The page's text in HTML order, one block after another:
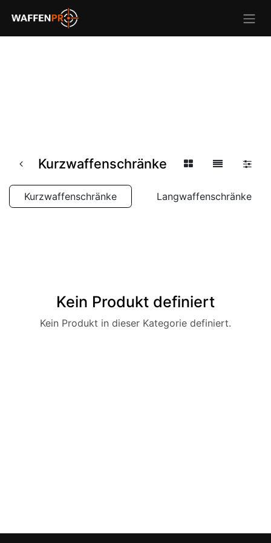
Kurzwaffenschränke
Kurzwaffenschränke Langwaffenschränke
Kein Produkt definiert
Kein Produkt in dieser Kategorie definiert.